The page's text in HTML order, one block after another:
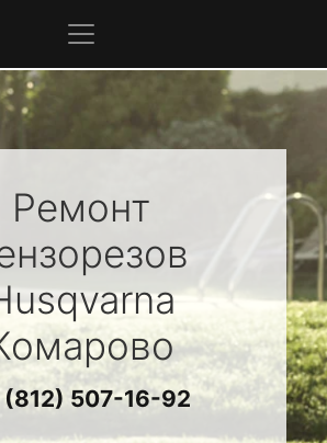
Ремонт
(812) 507-16-92